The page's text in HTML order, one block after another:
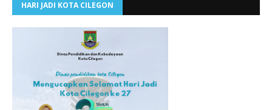
HARI JADI KOTA CILEGON